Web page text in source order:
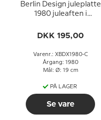
Berlin Design juleplatte
1980 juleaften i
tekst)
DKK 195,00
Varenr.: XBDX1980-C
Årgang: 1980
Mål: Ø: 19 cm
PÅ LAGER
Se vare